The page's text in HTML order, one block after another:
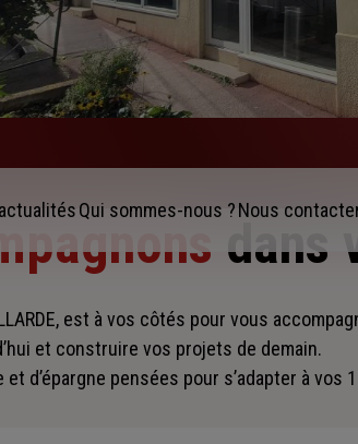
Qui sommes-nous ?Nous
dans
est à vos côtés pour vous
et construire vos projets de demain.
d’épargne pensées pour s’adapter à vos